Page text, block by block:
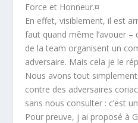
Force et Honneur.¤
En effet, visiblement, il est
faut quand même l’avouer
de la team organisent un
adversaire. Mais cela je le
Nous avons tout
contre des adversaires
sans nous consulter : c’est
Pour preuve, j ai proposé à